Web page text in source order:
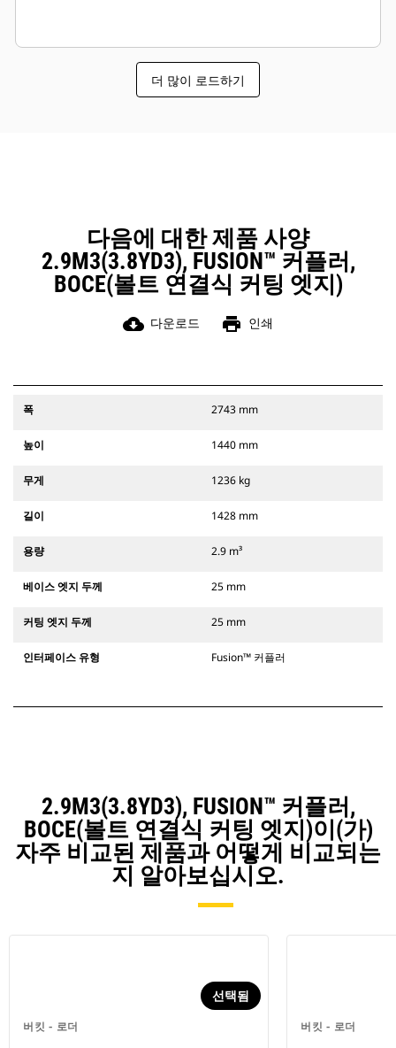
더 많이 로드하기
다음에 대한 제품 사양
2.9M3(3.8YD3), FUSION™ 커플러,
BOCE(볼트 연결식 커팅 엣지)
cloud_download 다운로드 print 인쇄
폭 2743 mm
높이 1440 mm
무게 1236 kg
길이 1428 mm
용량 2.9 m³
베이스 엣지 두께 25 mm
커팅 엣지 두께 25 mm
인터페이스 유형 Fusion™ 커플러
2.9M3(3.8YD3), FUSION™ 커플러,
BOCE(볼트 연결식 커팅 엣지)이(가)
자주 비교된 제품과 어떻게 비교되는
지 알아보십시오.
버킷 - 로더
선택됨
버킷 - 로더